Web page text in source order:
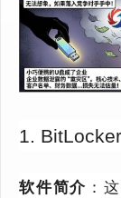
1.
软件简介 ：